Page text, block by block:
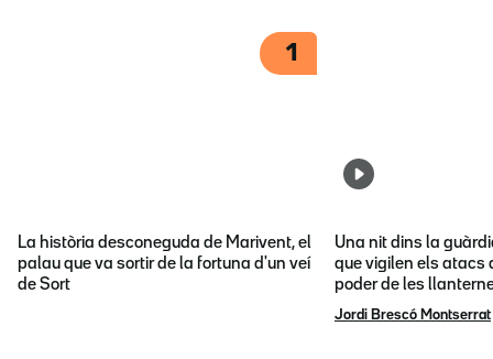
1
La història desconeguda de Marivent, el
palau que va sortir de la fortuna d'un veí
de Sort
Una nit dins la
que vigilen els atacs
poder de les
Jordi Brescó Montserrat